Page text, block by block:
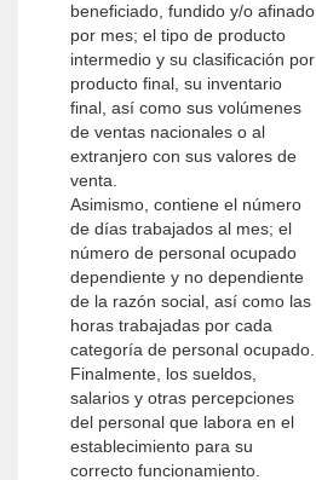
beneficiado, fundido y/o afinado
por mes; el tipo de producto
intermedio y su clasificación por
producto final, su inventario
final, así como sus volúmenes
de ventas nacionales o al
extranjero con sus valores de
venta.
Asimismo, contiene el número
de días trabajados al mes; el
número de personal ocupado
dependiente y no dependiente
de la razón social, así como las
horas trabajadas por cada
categoría de personal ocupado.
Finalmente, los sueldos,
salarios y otras percepciones
del personal que labora en el
establecimiento para su
correcto funcionamiento.